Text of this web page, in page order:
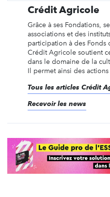
Crédit Agricole
Grâce à ses Fondations,
associations et des
participation à des
Crédit Agricole soutient
dans le domaine de la
Il permet ainsi des
Tous les articles Crédit
Recevoir les news